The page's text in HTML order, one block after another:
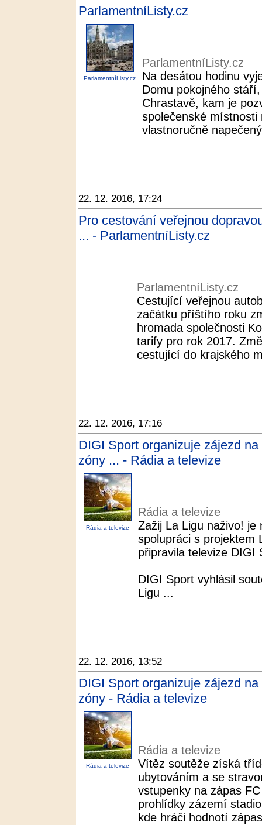
ParlamentníListy.cz
ParlamentníListy.cz
ParlamentníListy.cz
Na desátou hodinu
Domu pokojného
Chrastavě, kam je
společenské
vlastnoručně
22. 12. 2016, 17:24
Pro cestování veřejnou
... - ParlamentníListy.cz
ParlamentníListy.cz
Cestující veřejnou
začátku příštího roku
hromada společnosti
tarify pro rok 2017.
cestující do krajského
22. 12. 2016, 17:16
DIGI Sport organizuje zájezd
zóny ... - Rádia a televize
Rádia a televize
Rádia a televize
Zažij La Ligu naživo!
spolupráci s projektem
připravila televize
DIGI Sport vyhlásil
Ligu ...
22. 12. 2016, 13:52
DIGI Sport organizuje zájezd
zóny - Rádia a televize
Rádia a televize
Rádia a televize
Vítěz soutěže získá
ubytováním a se
vstupenky na zápas
prohlídky zázemí
kde hráči hodnotí